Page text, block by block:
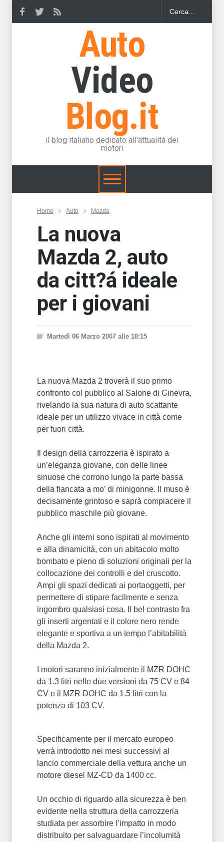
Auto
Video
Blog.it
il blog italiano dedicato all'attualità dei
motori
Home Auto Mazda
La nuova
Mazda 2, auto
da citt?á ideale
per i giovani
Martedì 06 Marzo 2007 alle 18:15
La nuova Mazda 2 troverà il suo primo
confronto col pubblico al Salone di Ginevra,
rivelando la sua natura di auto scattante
ideale per un utilizzo vivace in città come
per fuori città.
Il design della carrozzeria è ispirato a
un’eleganza giovane, con delle linee
sinuose che corrono lungo la parte bassa
della fiancata a mo’ di minigonne. Il muso è
decisamente grintoso e saprà compiacere il
pubblico maschile più giovane.
Anche gli interni sono ispirati al movimento
e alla dinamicità, con un abitacolo molto
bombato e pieno di soluzioni originali per la
collocazione dei controlli e del cruscotto.
Ampi gli spazi dedicati ai portaoggetti, per
permettere di stipare facilmente e senza
ingombro qualsiasi cosa. Il bel contrasto fra
gli inserti argentati e il colore nero rende
elegante e sportiva a un tempo l’abitabilità
della Mazda 2.
I motori saranno inizialmente il MZR DOHC
da 1.3 litri nelle due versioni da 75 CV e 84
CV e il MZR DOHC da 1.5 litri con la
potenza di 103 CV.
Specificamente per il mercato europeo
verrà introdotto nei mesi successivi al
lancio commerciale della vettura anche un
motore diesel MZ-CD da 1400 cc.
Un occhio di riguardo alla sicurezza è ben
evidente nella struttura della carrozzeria
studiata per assorbire l’impatto in modo
distribuito per salvaguardare l’incolumità